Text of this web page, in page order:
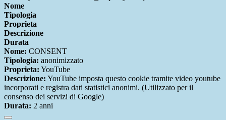
Nome
Tipologia
Proprieta
Descrizione
Durata
Nome: CONSENT
Tipologia: anonimizzato
Proprieta: YouTube
Descrizione: YouTube imposta questo cookie tramite video youtube
incorporati e registra dati statistici anonimi. (Utilizzato per il
consenso dei servizi di Google)
Durata: 2 anni